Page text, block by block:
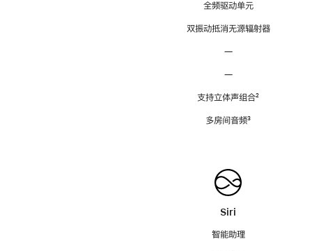
全频驱动单元
双振动抵消无源辐射器
—
—
支持立体声组合脚
²
多房间音频脚
³
Siri
智能助理